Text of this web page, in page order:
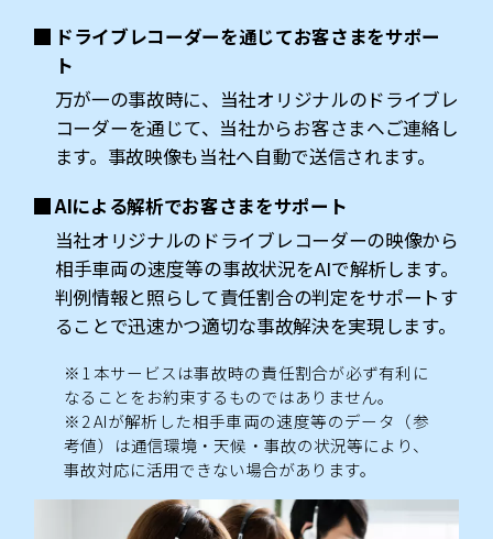
ドライブレコーダーを通じてお客さまをサポー
ト
万が一の事故時に、当社オリジナルのドライブレ
コーダーを通じて、当社からお客さまへご連絡し
ます。事故映像も当社へ自動で送信されます。
AIによる解析でお客さまをサポート
当社オリジナルのドライブレコーダーの映像から
相手車両の速度等の事故状況をAIで解析します。
判例情報と照らして責任割合の判定をサポートす
ることで迅速かつ適切な事故解決を実現します。
※1 本サービスは事故時の責任割合が必ず有利に
なることをお約束するものではありません。
※2 AIが解析した相手車両の速度等のデータ（参
考値）は通信環境・天候・事故の状況等により、
事故対応に活用できない場合があります。